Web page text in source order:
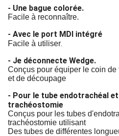
- Une bague colorée.
Facile à reconnaître.
- Avec le port MDI intégré
Facile à utiliser.
- Je déconnecte Wedge.
Conçus pour équiper le coin
et de découpage
- Pour le tube endotrachéal
trachéostomie
Conçus pour les tubes
trachéostomie utilisant
Des tubes de différentes